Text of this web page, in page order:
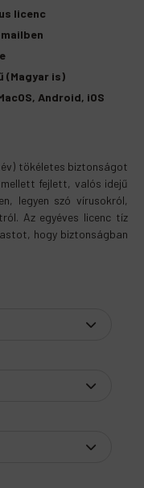
licenc
(Magyar is)
Android, iOS
év) tökéletes biztonságot
fejlett, valós idejű
legyen szó vírusokról,
Az egyéves licenc tíz
hogy biztonságban